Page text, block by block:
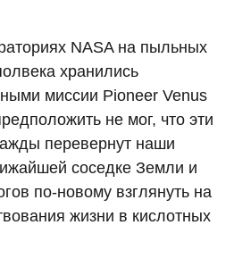
NASA на пыльных
хранились
миссии Pioneer Venus
не мог, что эти
перевернут наши
соседке Земли и
по-новому взглянуть на
жизни в кислотных